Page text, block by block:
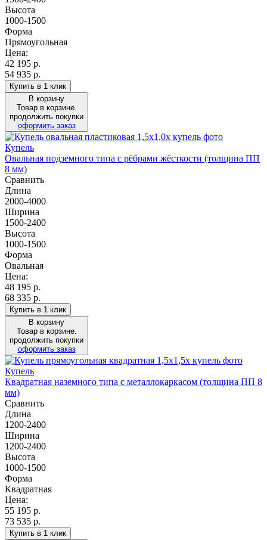
Высота
1000-1500
Форма
Прямоугольная
Цена:
42 195 р.
54 935 р.
Купить в 1 клик
В корзину
Товар в корзине.
продолжить покупки
оформить заказ
Купель
Овальная подземного типа с рёбрами жёсткости (толщина ПП
8 мм)
Сравнить
Длина
2000-4000
Ширина
1500-2400
Высота
1000-1500
Форма
Овальная
Цена:
48 195 р.
68 335 р.
Купить в 1 клик
В корзину
Товар в корзине.
продолжить покупки
оформить заказ
Купель
Квадратная наземного типа с металлокаркасом (толщина ПП 8
мм)
Сравнить
Длина
1200-2400
Ширина
1200-2400
Высота
1000-1500
Форма
Квадратная
Цена:
55 195 р.
73 535 р.
Купить в 1 клик